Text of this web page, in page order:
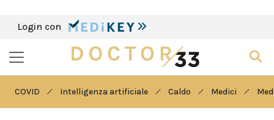
Login con
COVID Intelligenza artificiale Caldo Medici